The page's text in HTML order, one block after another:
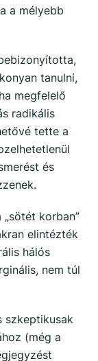
a mélyebb
tanulni,
megfelelő
radikális
tette a
és
korban”
elintézték
hálós
nem túl
szkeptikusak
(még a